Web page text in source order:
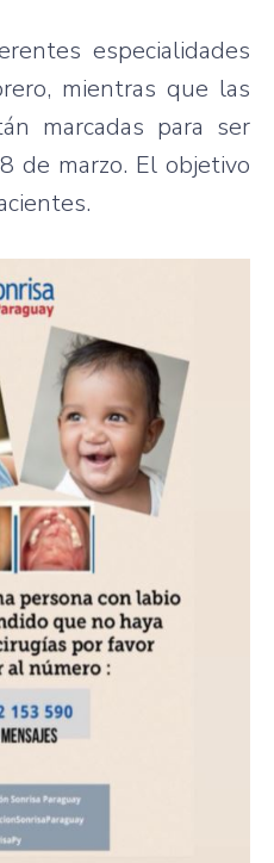
especialidades
mientras que las
marcadas para ser
de marzo. El objetivo